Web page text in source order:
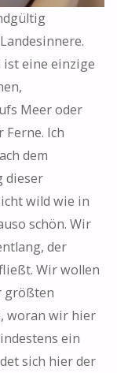
ist eine einzige
Meer oder
Ferne. Ich
dem
dieser
wild wie in
schön. Wir
der
Wir wollen
größten
woran wir hier
ein
sich hier der